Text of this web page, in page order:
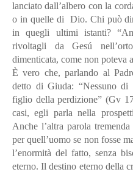
lanciato dall’albero con la
o in quelle di Dio. Chi può
in quegli ultimi istanti?
rivoltagli da Gesú
dimenticata, come non poteva
È vero che, parlando al
detto di Giuda: “Nessuno
figlio della perdizione” (Gv
casi, egli parla nella
Anche l’altra parola
per quell’uomo se non fosse
l’enormità del fatto, senza
eterno. Il destino eterno della